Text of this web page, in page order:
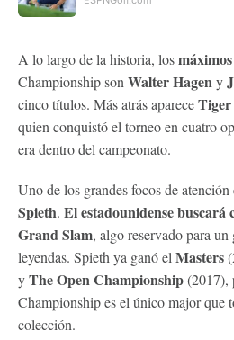
A lo largo de la historia, los
Championship son Walter Hageny
cinco títulos. Más atrás apareceTiger
quien conquistó el torneo en cuatro
era dentro del campeonato.
Uno de los grandes focos de atención
Spieth. El estadounidense buscará
Grand Slam, algo reservado para
leyendas. Spieth ya ganó el Masters
yThe Open Championship(2017),
Championship es el único major que
colección.